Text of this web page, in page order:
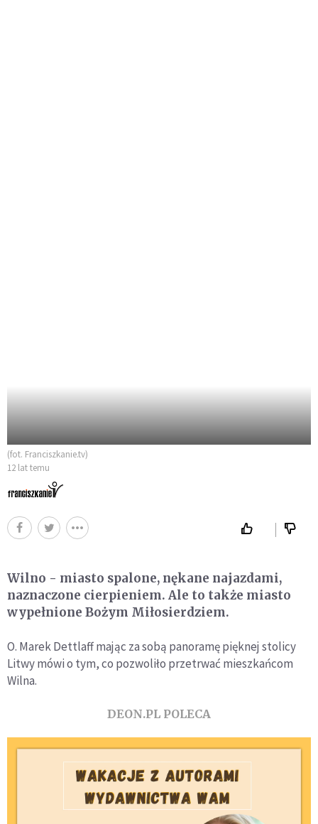
(fot. Franciszkanie.tv)
12 lat temu
Wilno - miasto spalone, nękane najazdami,
naznaczone cierpieniem. Ale to także miasto
wypełnione Bożym Miłosierdziem.
O. Marek Dettlaff mając za sobą panoramę pięknej stolicy
Litwy mówi o tym, co pozwoliło przetrwać mieszkańcom
Wilna.
DEON.PL POLECA